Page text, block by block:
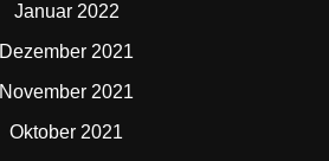
Januar 2022
Dezember 2021
November 2021
Oktober 2021